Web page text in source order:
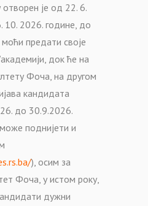
је од 22. 6.
10. 2026. године, до
предати своје
док ће на
Фоча, на другом
кандидата
до 30.9.2026.
поднијети и
), осим за
Фоча, у истом року,
дужни